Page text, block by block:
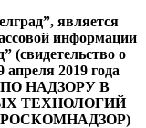
является
информации
(свидетельство о
2019 года
НАДЗОРУ В
ТЕХНОЛОГИЙ